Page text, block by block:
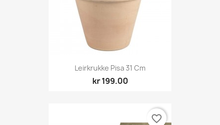
Leirkrukke Pisa 31 Cm
kr 199.00
favorite_border